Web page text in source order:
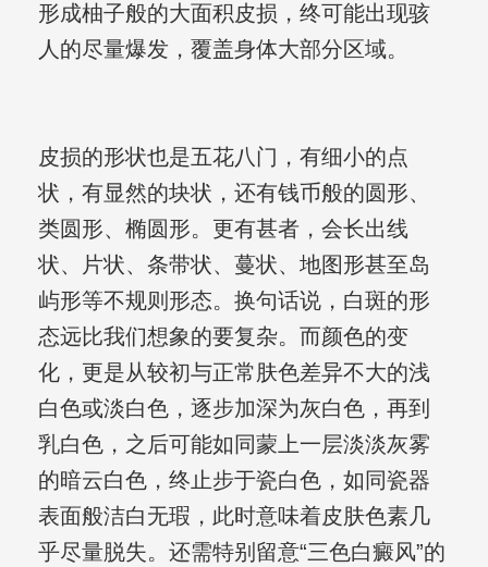
形成柚子般的大面积皮损，终可能出现骇
人的尽量爆发，覆盖身体大部分区域。
皮损的形状也是五花八门，有细小的点
状，有显然的块状，还有钱币般的圆形、
类圆形、椭圆形。更有甚者，会长出线
状、片状、条带状、蔓状、地图形甚至岛
屿形等不规则形态。换句话说，白斑的形
态远比我们想象的要复杂。而颜色的变
化，更是从较初与正常肤色差异不大的浅
白色或淡白色，逐步加深为灰白色，再到
乳白色，之后可能如同蒙上一层淡淡灰雾
的暗云白色，终止步于瓷白色，如同瓷器
表面般洁白无瑕，此时意味着皮肤色素几
乎尽量脱失。还需特别留意“三色白癜风”的